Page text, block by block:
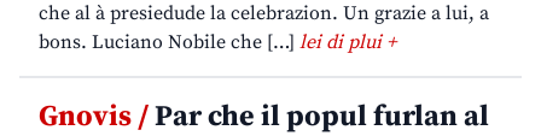
che al à presiedude la celebrazion. Un grazie a lui, a
bons. Luciano Nobile che […] lei di plui +
Gnovis /Par che il popul furlan al